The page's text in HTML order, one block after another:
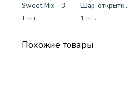
Sweet Mix - 3
1 шт.
Шар-открытка "Звезда" (45 см) - 1
1 шт.
Похожие товары